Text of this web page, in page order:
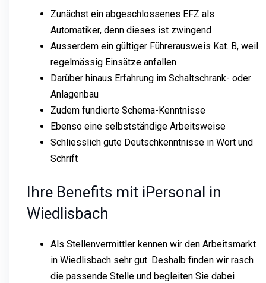
Zunächst ein abgeschlossenes EFZ als
Automatiker, denn dieses ist zwingend
Ausserdem ein gültiger Führerausweis Kat. B, weil
regelmässig Einsätze anfallen
Darüber hinaus Erfahrung im Schaltschrank- oder
Anlagenbau
Zudem fundierte Schema-Kenntnisse
Ebenso eine selbstständige Arbeitsweise
Schliesslich gute Deutschkenntnisse in Wort und
Schrift
Ihre Benefits mit iPersonal in
Wiedlisbach
Als Stellenvermittler kennen wir den Arbeitsmarkt
in Wiedlisbach sehr gut. Deshalb finden wir rasch
die passende Stelle und begleiten Sie dabei